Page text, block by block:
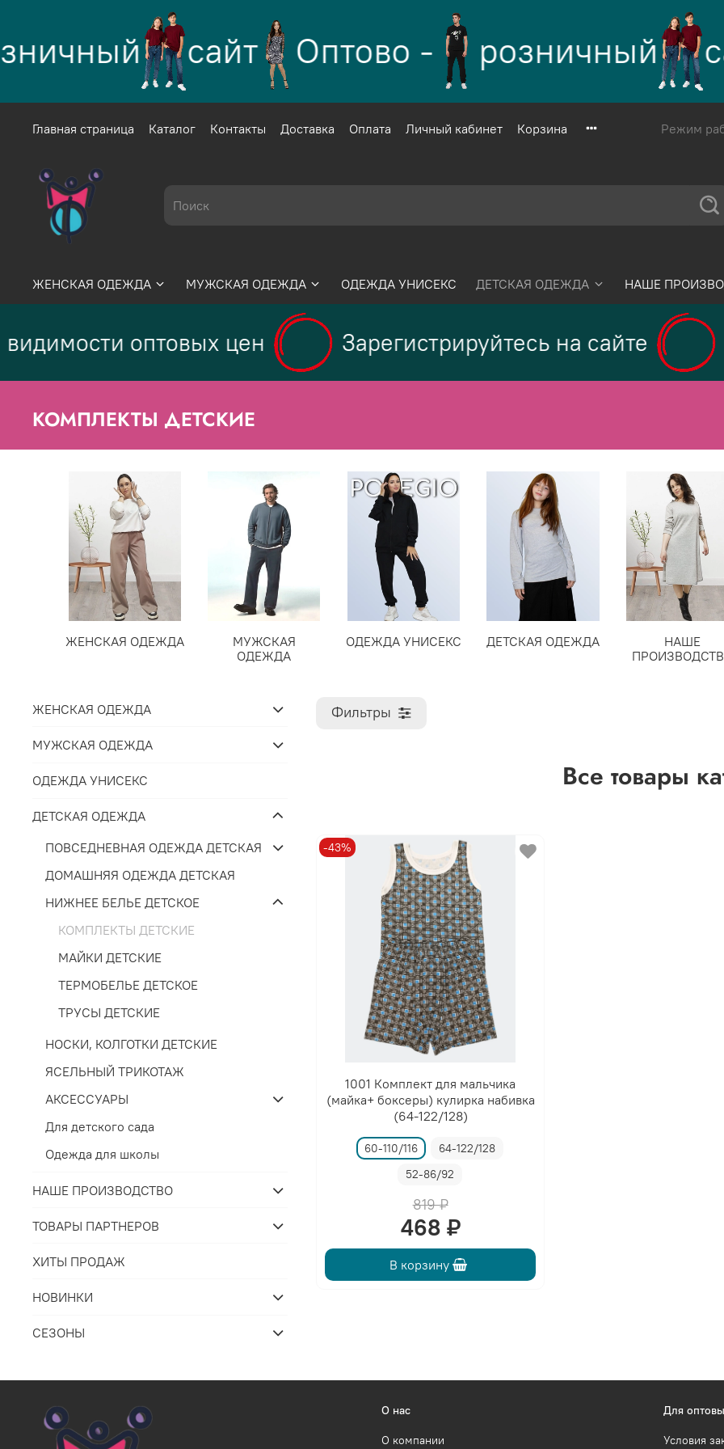
сайт Оптово - розничный
Главная страница Каталог Контакты Доставка Оплата Личный кабинет Корзина Режим
ЖЕНСКАЯ ОДЕЖДА МУЖСКАЯ ОДЕЖДА ОДЕЖДА УНИСЕКС ДЕТСКАЯ ОДЕЖДА НАШЕ
оптовых цен Зарегистрируйтесь на сайте
КОМПЛЕКТЫ ДЕТСКИЕ
ЖЕНСКАЯ ОДЕЖДА
МУЖСКАЯ
ОДЕЖДА
ОДЕЖДА УНИСЕКС ДЕТСКАЯ ОДЕЖДА
НАШЕ
Фильтры
Все товары
-43%
1001 Комплект для мальчика
(майка+ боксеры) кулирка набивка
(64-122/128)
60-110/116
64-122/128
52-86/92
819 ₽
468 ₽
В корзину
ЖЕНСКАЯ ОДЕЖДА
МУЖСКАЯ ОДЕЖДА
ОДЕЖДА УНИСЕКС
ДЕТСКАЯ ОДЕЖДА
ПОВСЕДНЕВНАЯ ОДЕЖДА ДЕТСКАЯ
ДОМАШНЯЯ ОДЕЖДА ДЕТСКАЯ
НИЖНЕЕ БЕЛЬЕ ДЕТСКОЕ
КОМПЛЕКТЫ ДЕТСКИЕ
МАЙКИ ДЕТСКИЕ
ТЕРМОБЕЛЬЕ ДЕТСКОЕ
ТРУСЫ ДЕТСКИЕ
НОСКИ, КОЛГОТКИ ДЕТСКИЕ
ЯСЕЛЬНЫЙ ТРИКОТАЖ
АКСЕССУАРЫ
Для детского сада
Одежда для школы
НАШЕ ПРОИЗВОДСТВО
ТОВАРЫ ПАРТНЕРОВ
ХИТЫ ПРОДАЖ
НОВИНКИ
СЕЗОНЫ
О нас
О компании
Для
Условия